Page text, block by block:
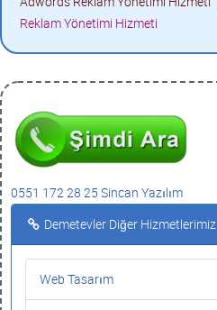
Reklam Yönetimi Hizmeti
0551 172 28 25 Sincan Yazılım
Demetevler Diğer Hizmetlerimiz
Web Tasarım